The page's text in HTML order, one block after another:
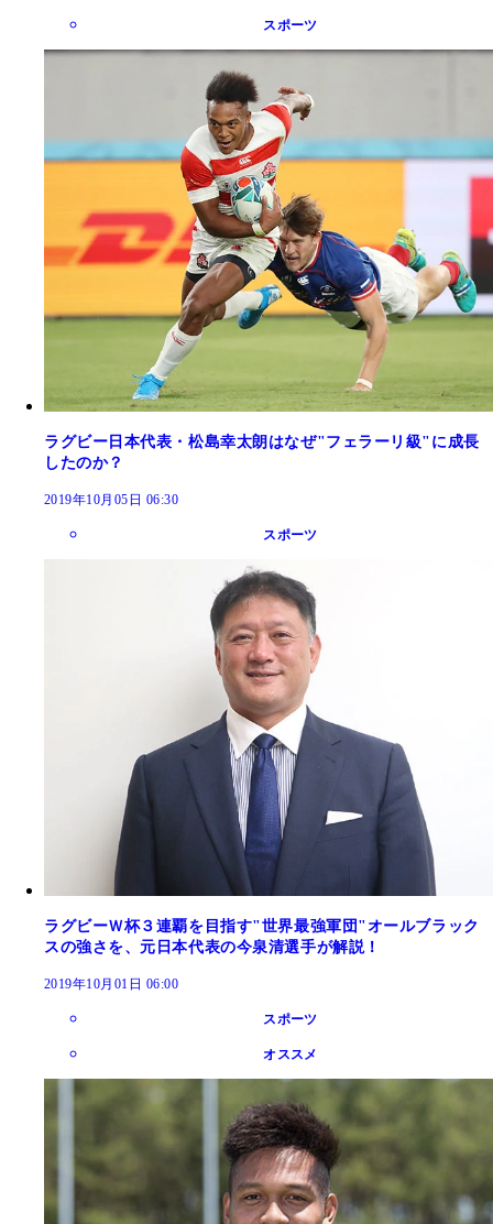
スポーツ
ラグビー日本代表・松島幸太朗はなぜ"フェラーリ級"に成長
したのか？
2019年10月05日 06:30
スポーツ
ラグビーＷ杯３連覇を目指す"世界最強軍団"オールブラック
スの強さを、元日本代表の今泉清選手が解説！
2019年10月01日 06:00
スポーツ
オススメ